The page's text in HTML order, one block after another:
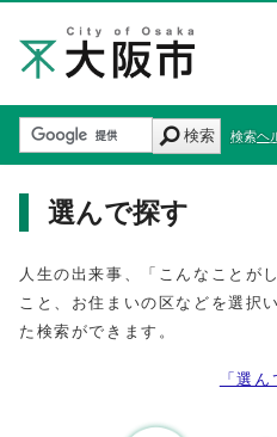
検索 検索ヘ
選んで探す
人生の出来事、「こんなことが
こと、お住まいの区などを選択
た検索ができます。
「選